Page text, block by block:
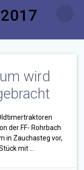
wird
der FF- Rohrbach
in Zauchasteg vor,
mit …